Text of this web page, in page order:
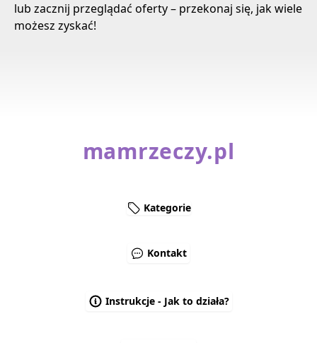
lub zacznij przeglądać oferty – przekonaj się, jak wiele
możesz zyskać!
mamrzeczy.pl
Kategorie
Kontakt
Instrukcje - Jak to działa?